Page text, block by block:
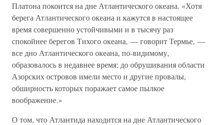
Платона покоится на дне Атлантического океана. «Хотя
берега Атлантического океана и кажутся в настоящее
время совершенно устойчивыми и в тысячу раз
спокойнее берегов Тихого океана, — говорит Термье, —
все дно Атлантического океана, по-видимому,
образовалось в недавнее время; до обрушивания области
Азорских островов имели место и другие провалы,
обширность которых поражает самое пылкое
воображение.»
О том, что Атлантида находится на дне Атлантического